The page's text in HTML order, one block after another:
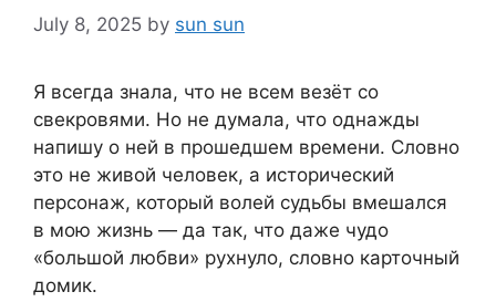
July 8, 2025 by sun sun
Я всегда знала, что не всем везёт со
свекровями. Но не думала, что однажды
напишу о ней в прошедшем времени. Словно
это не живой человек, а исторический
персонаж, который волей судьбы вмешался
в мою жизнь — да так, что даже чудо
«большой любви» рухнуло, словно карточный
домик.